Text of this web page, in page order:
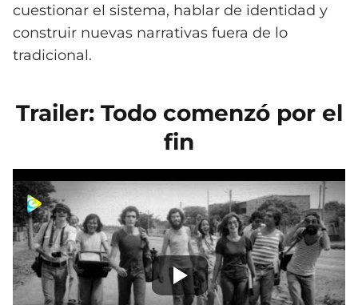
cuestionar el sistema, hablar de identidad y
construir nuevas narrativas fuera de lo
tradicional.
Trailer: Todo comenzó por el
fin